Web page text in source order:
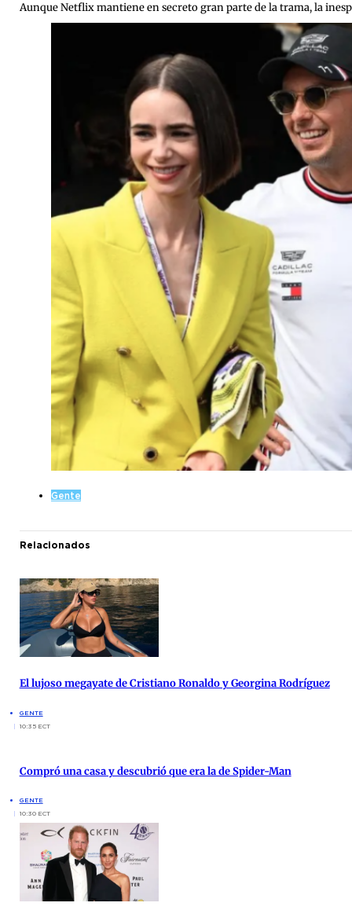
Aunque Netflix mantiene en secreto gran parte de la trama, la
Gente
Relacionados
El lujoso megayate de Cristiano Ronaldo y Georgina Rodríguez
GENTE
10:35 ECT
Compró una casa y descubrió que era la de Spider-Man
GENTE
10:30 ECT